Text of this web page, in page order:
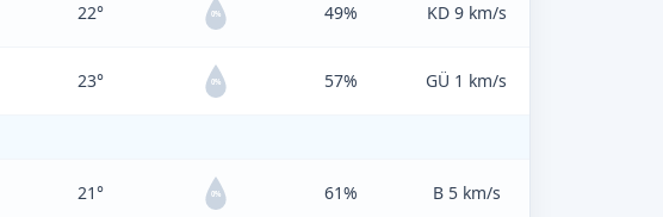
22° 0% 49% KD 9 km/s
23° 0% 57% GÜ 1 km/s
21° 0% 61% B 5 km/s